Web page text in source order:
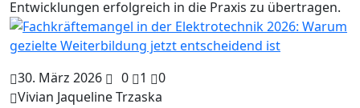
Entwicklungen erfolgreich in die Praxis zu übertragen.
30. März 2026 0 1
0
Vivian Jaqueline Trzaska